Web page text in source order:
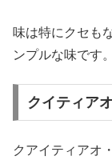
味は特にクセも
ンプルな味です。
クイティア
クアイティアオ